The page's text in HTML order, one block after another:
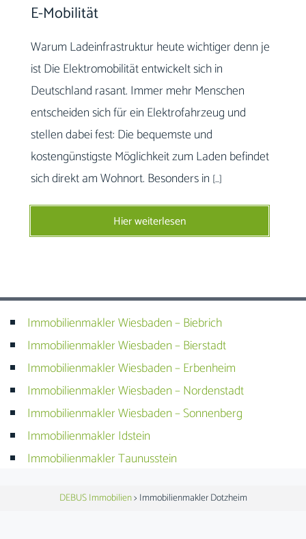
E-Mobilität
Warum Ladeinfrastruktur heute wichtiger denn je
ist Die Elektromobilität entwickelt sich in
Deutschland rasant. Immer mehr Menschen
entscheiden sich für ein Elektrofahrzeug und
stellen dabei fest: Die bequemste und
kostengünstigste Möglichkeit zum Laden befindet
sich direkt am Wohnort. Besonders in […]
Hier weiterlesen
Immobilienmakler Wiesbaden – Biebrich
Immobilienmakler Wiesbaden – Bierstadt
Immobilienmakler Wiesbaden – Erbenheim
Immobilienmakler Wiesbaden – Nordenstadt
Immobilienmakler Wiesbaden – Sonnenberg
Immobilienmakler Idstein
Immobilienmakler Taunusstein
DEBUS Immobilien> Immobilienmakler Dotzheim